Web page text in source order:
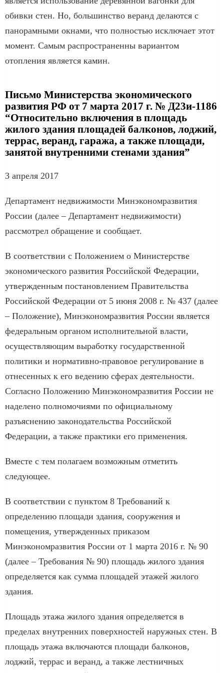
обивки стен. Но, большинство веранд делаются с
панорамными окнами, что полностью исключает этот
момент. Самым распространенны вариантом
отопления является камин.
Письмо Министерства экономического
развития РФ от 7 марта 2017 г. № Д23и-1186
“Относительно включения в площадь
жилого здания площадей балконов, лоджий,
террас, веранд, гаража, а также площади,
занятой внутренними стенами здания”
3 апреля 2017
Департамент недвижимости Минэкономразвития
России (далее – Департамент недвижимости)
рассмотрел обращение и сообщает.
В соответствии с Положением о Министерстве
экономического развития Российской Федерации,
утвержденным постановлением Правительства
Российской Федерации от 5 июня 2008 г. № 437 (далее
– Положение), Минэкономразвития России является
федеральным органом исполнительной власти,
осуществляющим выработку государственной
политики и нормативно-правовое регулирование в
отнесенных к его ведению сферах деятельности.
Согласно Положению Минэкономразвития России не
наделено полномочиями по официальному
разъяснению законодательства Российской
Федерации, а также практики его применения.
Вместе с тем полагаем возможным отметить
следующее.
В соответствии с пунктом 8 Требований к
определению площади здания, сооружения и
помещения, утвержденных приказом
Минэкономразвития России от 1 марта 2016 г. № 90
(далее – Требования № 90) площадь жилого здания
определяется как сумма площадей этажей жилого
здания.
Площадь этажа жилого здания определяется в
пределах внутренних поверхностей наружных стен. В
площадь этажа включаются площади балконов,
лоджий, террас и веранд, а также лестничных